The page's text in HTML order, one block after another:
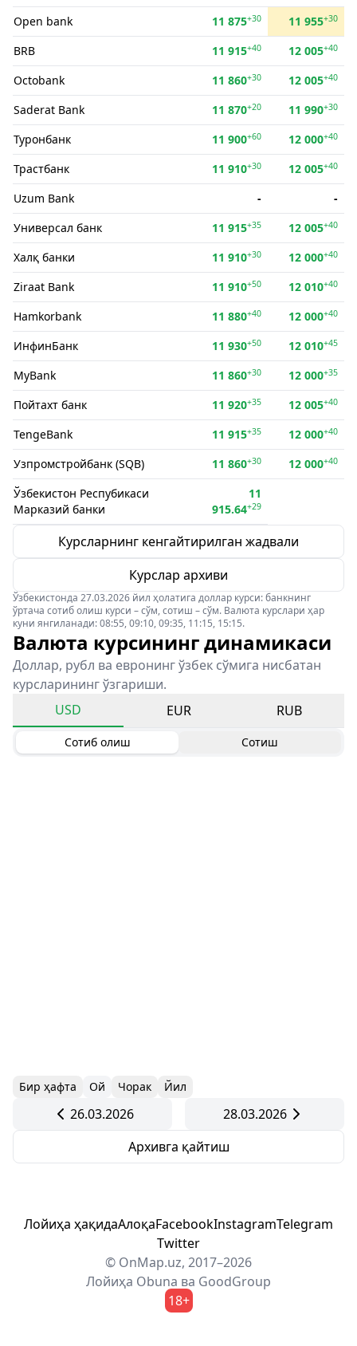
Open bank 11 875+30 11 955+30
BRB 11 915+40 12 005+40
Octobank 11 860+30 12 005+40
Saderat Bank 11 870+20 11 990+30
Туронбанк 11 900+60 12 000+40
Трастбанк 11 910+30 12 005+40
Uzum Bank -
-
Универсал банк
11 915+35 12 005+40
Халқ банки 11 910+30 12 000+40
Ziraat Bank 11 910+50 12 010+40
Hamkorbank 11 880+40 12 000+40
ИнфинБанк 11 930+50 12 010+45
MyBank 11 860+30 12 000+35
Пойтахт банк 11 920+35 12 005+40
TengeBank 11 915+35 12 000+40
Узпромстройбанк (SQB) 11 860+30 12 000+40
Ўзбекистон Респубикаси
Марказий банки
11
915.64+29
Курсларнинг кенгайтирилган жадвали
Курслар архиви
Ўзбекистонда 27.03.2026 йил ҳолатига доллар курси: банкнинг
ўртача сотиб олиш курси – сўм, сотиш – сўм. Валюта курслари ҳар
куни янгиланади: 08:55, 09:10, 09:35, 11:15, 15:15.
Валюта курсининг динамикаси
Доллар, рубл ва евронинг ўзбек сўмига нисбатан
курсларининг ўзгариши.
USD
EUR RUB
Сотиб олиш Сотиш
Бир ҳафта Ой Чорак Йил
26.03.2026
28.03.2026
Архивга қайтиш
Лойиҳа ҳақидаАлоқаFacebookInstagramTelegram
Twitter
© OnMap.uz, 2017–2026
Лойиҳа Obuna ва GoodGroup
18+